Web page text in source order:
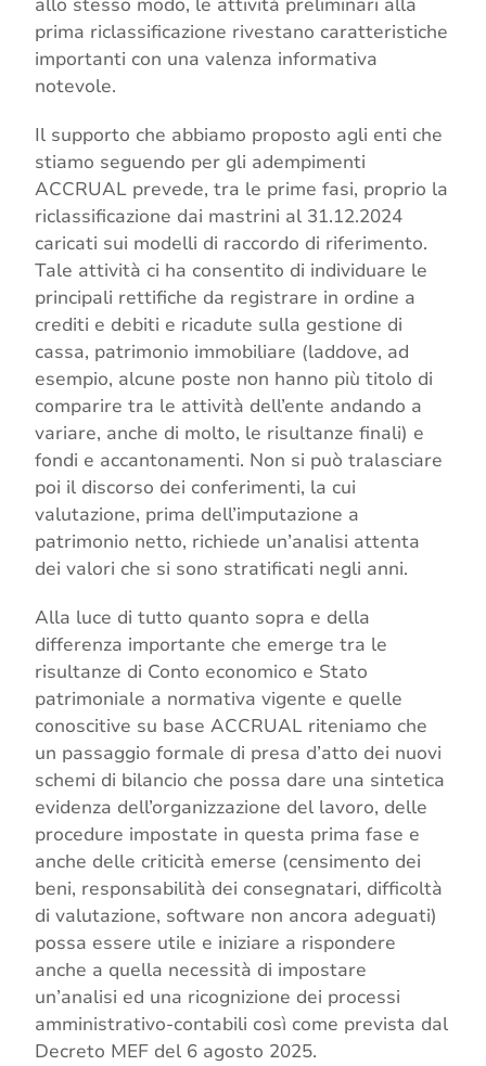
allo stesso modo, le attività preliminari alla
prima riclassificazione rivestano caratteristiche
importanti con una valenza informativa
notevole.
Il supporto che abbiamo proposto agli enti che
stiamo seguendo per gli adempimenti
ACCRUAL prevede, tra le prime fasi, proprio la
riclassificazione dai mastrini al 31.12.2024
caricati sui modelli di raccordo di riferimento.
Tale attività ci ha consentito di individuare le
principali rettifiche da registrare in ordine a
crediti e debiti e ricadute sulla gestione di
cassa, patrimonio immobiliare (laddove, ad
esempio, alcune poste non hanno più titolo di
comparire tra le attività dell’ente andando a
variare, anche di molto, le risultanze finali) e
fondi e accantonamenti. Non si può tralasciare
poi il discorso dei conferimenti, la cui
valutazione, prima dell’imputazione a
patrimonio netto, richiede un’analisi attenta
dei valori che si sono stratificati negli anni.
Alla luce di tutto quanto sopra e della
differenza importante che emerge tra le
risultanze di Conto economico e Stato
patrimoniale a normativa vigente e quelle
conoscitive su base ACCRUAL riteniamo che
un passaggio formale di presa d’atto dei nuovi
schemi di bilancio che possa dare una sintetica
evidenza dell’organizzazione del lavoro, delle
procedure impostate in questa prima fase e
anche delle criticità emerse (censimento dei
beni, responsabilità dei consegnatari, difficoltà
di valutazione, software non ancora adeguati)
possa essere utile e iniziare a rispondere
anche a quella necessità di impostare
un’analisi ed una ricognizione dei processi
amministrativo-contabili così come prevista dal
Decreto MEF del 6 agosto 2025.